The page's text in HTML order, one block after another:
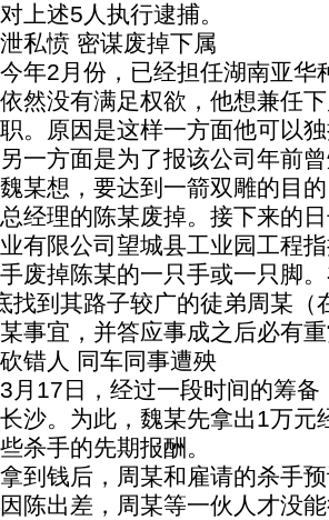
上述5人执行逮捕。
愤 密谋废掉下属
2月份，已经担任湖南亚华
然没有满足权欲，他想兼任
。原因是这样一方面他可以
一方面是为了报该公司年前
想，要达到一箭双雕的目的
经理的陈某废掉。接下来的
有限公司望城县工业园工程
废掉陈某的一只手或一只脚
找到其路子较广的徒弟周某（
事宜，并答应事成之后必有
人 同车同事遭殃
日，经过一段时间的筹备
沙。为此，魏某先拿出1万元
杀手的先期报酬。
钱后，周某和雇请的杀手预
陈出差，周某等一伙人才没